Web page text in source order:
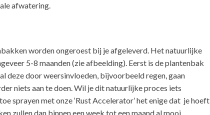
afwatering.
worden ongeroest bij je afgeleverd. Het natuurlijke
5-8 maanden (zie afbeelding). Eerst is de plantenbak
deze door weersinvloeden, bijvoorbeeld regen, gaan
niets aan te doen. Wil je dit natuurlijke proces iets
sprayen met onze ‘Rust Accelerator’ het enige dat je hoeft
zullen dan binnen een week tot een maand al mooi